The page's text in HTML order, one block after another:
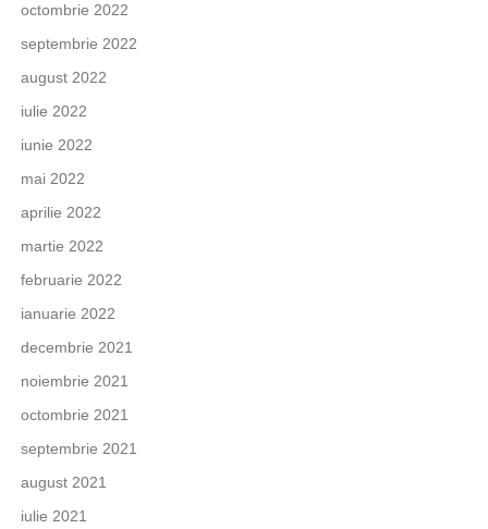
octombrie 2022
septembrie 2022
august 2022
iulie 2022
iunie 2022
mai 2022
aprilie 2022
martie 2022
februarie 2022
ianuarie 2022
decembrie 2021
noiembrie 2021
octombrie 2021
septembrie 2021
august 2021
iulie 2021